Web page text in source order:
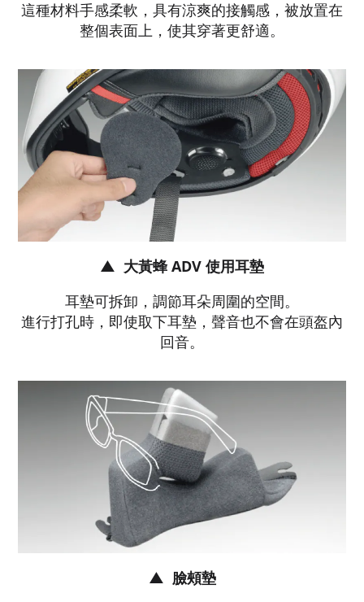
這種材料手感柔軟，具有涼爽的接觸感，被放置在
整個表面上，使其穿著更舒適。
▲ 大黃蜂 ADV 使用耳墊
耳墊可拆卸，調節耳朵周圍的空間。
進行打孔時，即使取下耳墊，聲音也不會在頭盔內
回音。
▲ 臉頰墊